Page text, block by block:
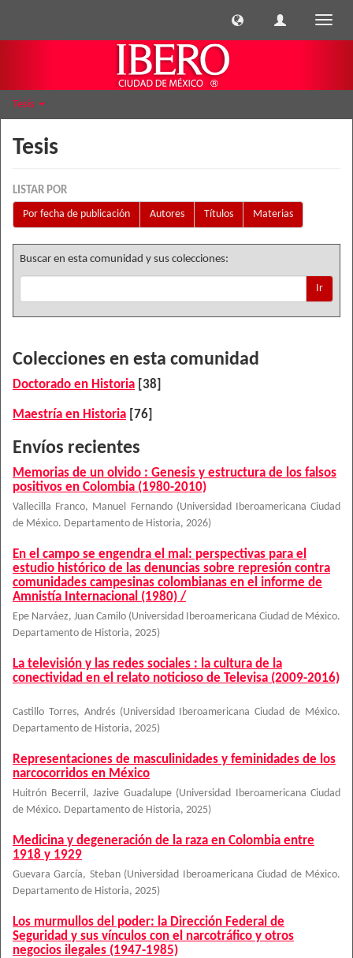
Tesis
Tesis
LISTAR POR
Por fecha de publicación
Autores Títulos Materias
Buscar en esta comunidad y sus colecciones:
Ir
Colecciones en esta comunidad
Doctorado en Historia [38]
Maestría en Historia [76]
Envíos recientes
Memorias de un olvido : Genesis y estructura de los falsos
positivos en Colombia (1980-2010)
Vallecilla Franco, Manuel Fernando (Universidad Iberoamericana Ciudad
de México. Departamento de Historia, 2026)
En el campo se engendra el mal: perspectivas para el
estudio histórico de las denuncias sobre represión contra
comunidades campesinas colombianas en el informe de
Amnistía Internacional (1980) /
Epe Narváez, Juan Camilo (Universidad Iberoamericana Ciudad de México.
Departamento de Historia, 2025)
La televisión y las redes sociales : la cultura de la
conectividad en el relato noticioso de Televisa (2009-2016)
Castillo Torres, Andrés (Universidad Iberoamericana Ciudad de México.
Departamento de Historia, 2025)
Representaciones de masculinidades y feminidades de los
narcocorridos en México
Huitrón Becerril, Jazive Guadalupe (Universidad Iberoamericana Ciudad
de México. Departamento de Historia, 2025)
Medicina y degeneración de la raza en Colombia entre
1918 y 1929
Guevara García, Steban (Universidad Iberoamericana Ciudad de México.
Departamento de Historia, 2025)
Los murmullos del poder: la Dirección Federal de
Seguridad y sus vínculos con el narcotráfico y otros
negocios ilegales (1947-1985)